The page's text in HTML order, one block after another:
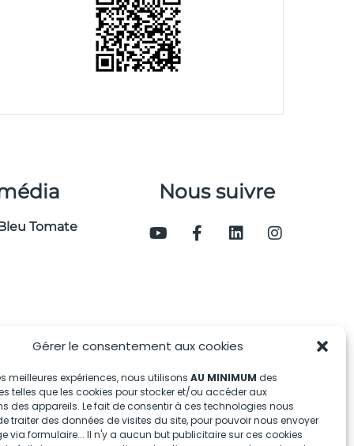
Gérer le consentement aux cookies
meilleures expériences, nous utilisons AU MINIMUM des
telles que les cookies pour stocker et/ou accéder aux
des appareils. Le fait de consentir à ces technologies nous
traiter des données de visites du site, pour pouvoir nous envoyer
via formulaire... Il n'y a aucun but publicitaire sur ces cookies
Tomate
Nous suivre